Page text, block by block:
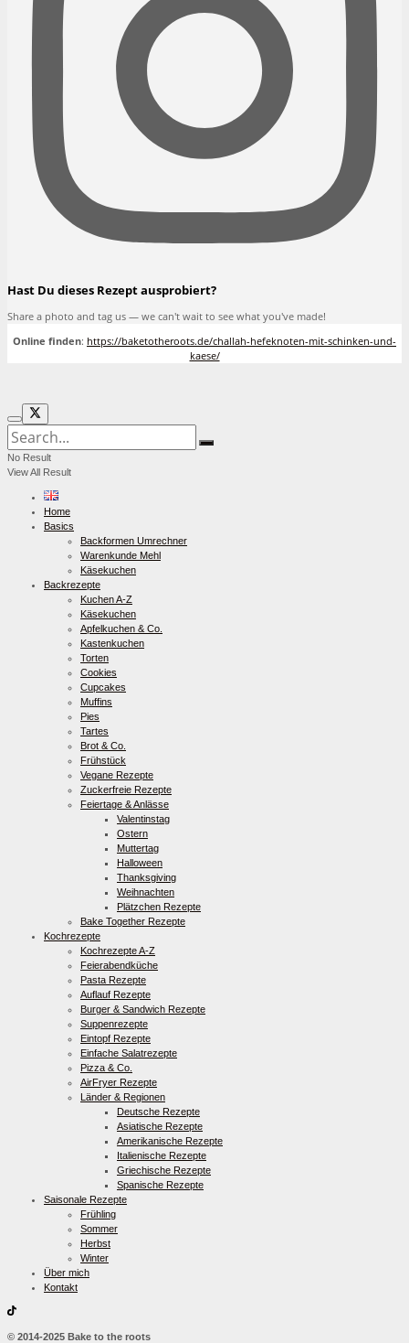
Hast Du dieses Rezept ausprobiert?
Share a photo and tag us — we can't wait to see what you've made!
Online finden: https://baketotheroots.de/challah-hefeknoten-mit-schinken-und-
kaese/
No Result
View All Result
Home
Basics
Backformen Umrechner
Warenkunde Mehl
Käsekuchen
Backrezepte
Kuchen A-Z
Käsekuchen
Apfelkuchen & Co.
Kastenkuchen
Torten
Cookies
Cupcakes
Muffins
Pies
Tartes
Brot & Co.
Frühstück
Vegane Rezepte
Zuckerfreie Rezepte
Feiertage & Anlässe
Valentinstag
Ostern
Muttertag
Halloween
Thanksgiving
Weihnachten
Plätzchen Rezepte
Bake Together Rezepte
Kochrezepte
Kochrezepte A-Z
Feierabendküche
Pasta Rezepte
Auflauf Rezepte
Burger & Sandwich Rezepte
Suppenrezepte
Eintopf Rezepte
Einfache Salatrezepte
Pizza & Co.
AirFryer Rezepte
Länder & Regionen
Deutsche Rezepte
Asiatische Rezepte
Amerikanische Rezepte
Italienische Rezepte
Griechische Rezepte
Spanische Rezepte
Saisonale Rezepte
Frühling
Sommer
Herbst
Winter
Über mich
Kontakt
© 2014-2025 Bake to the roots